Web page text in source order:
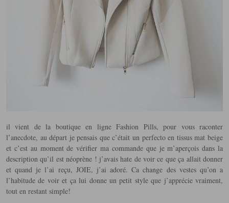
il vient de la boutique en ligne Fashion Pills, pour vous raconter
l’anecdote, au départ je pensais que c’était un perfecto en tissus mat beige
et c’est au moment de vérifier ma commande que je m’aperçois dans la
description qu’il est néoprène ! j’avais hate de voir ce que ça allait donner
et quand je l’ai reçu, JOIE, j’ai adoré. Ca change des vestes qu’on a
l’habitude de voir et ça lui donne un petit style que j’apprécie vraiment,
tout en restant simple!